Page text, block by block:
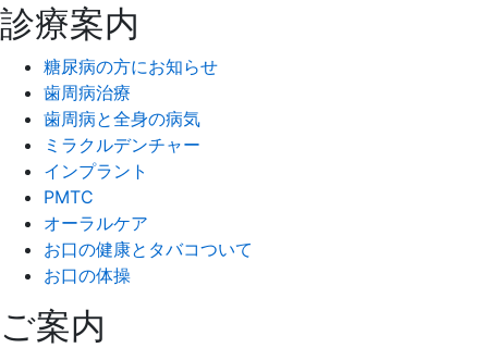
診療案内
糖尿病の方にお知らせ
歯周病治療
歯周病と全身の病気
ミラクルデンチャー
インプラント
PMTC
オーラルケア
お口の健康とタバコついて
お口の体操
ご案内